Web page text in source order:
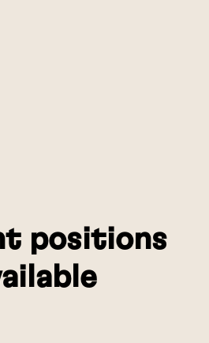
positions